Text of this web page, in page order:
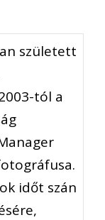
született
tól a
időt szán